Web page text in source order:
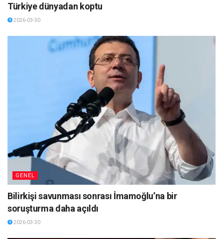
Türkiye dünyadan koptu
2026-03-30
GENEL
Bilirkişi savunması sonrası İmamoğlu’na bir
soruşturma daha açıldı
2026-03-30